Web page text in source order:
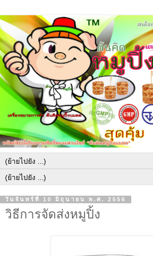
วันจันทร์ที่ 10 มิถุนายน พ.ศ. 2556
วิธีการจัดส่งหมูปิ้ง